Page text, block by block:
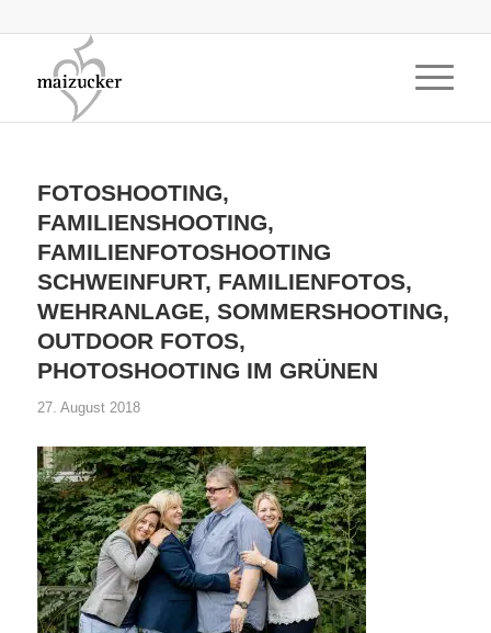
FOTOSHOOTING,
FAMILIENSHOOTING,
FAMILIENFOTOSHOOTING
SCHWEINFURT, FAMILIENFOTOS,
WEHRANLAGE, SOMMERSHOOTING,
OUTDOOR FOTOS,
PHOTOSHOOTING IM GRÜNEN
27. August 2018